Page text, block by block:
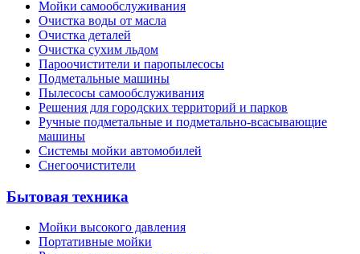
Мойки самообслуживания
Очистка воды от масла
Очистка деталей
Очистка сухим льдом
Пароочистители и паропылесосы
Подметальные машины
Пылесосы самообслуживания
Решения для городских территорий и парков
Ручные подметальные и подметально-всасывающие
машины
Системы мойки автомобилей
Снегоочистители
Бытовая техника
Мойки высокого давления
Портативные мойки